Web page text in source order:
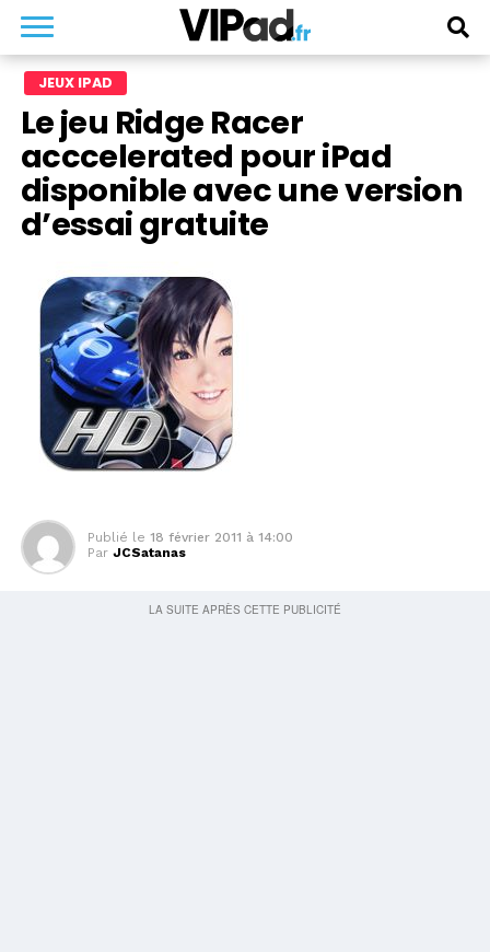
JEUX IPAD
Le jeu Ridge Racer
acccelerated pour iPad
disponible avec une version
d’essai gratuite
Publié le 18 février 2011 à 14:00
Par JCSatanas